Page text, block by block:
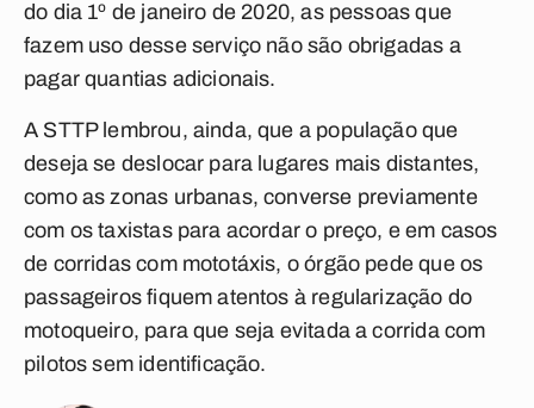
do dia 1º de janeiro de 2020, as pessoas que
fazem uso desse serviço não são obrigadas a
pagar quantias adicionais.
A STTP lembrou, ainda, que a população que
deseja se deslocar para lugares mais distantes,
como as zonas urbanas, converse previamente
com os taxistas para acordar o preço, e em casos
de corridas com mototáxis, o órgão pede que os
passageiros fiquem atentos à regularização do
motoqueiro, para que seja evitada a corrida com
pilotos sem identificação.